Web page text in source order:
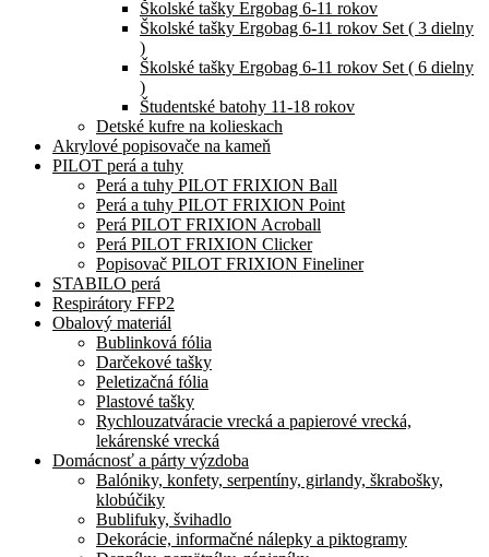
Školské tašky Ergobag 6-11 rokov
Školské tašky Ergobag 6-11 rokov Set ( 3 dielny
)
Školské tašky Ergobag 6-11 rokov Set ( 6 dielny
)
Študentské batohy 11-18 rokov
Detské kufre na kolieskach
Akrylové popisovače na kameň
PILOT perá a tuhy
Perá a tuhy PILOT FRIXION Ball
Perá a tuhy PILOT FRIXION Point
Perá PILOT FRIXION Acroball
Perá PILOT FRIXION Clicker
Popisovač PILOT FRIXION Fineliner
STABILO perá
Respirátory FFP2
Obalový materiál
Bublinková fólia
Darčekové tašky
Peletizačná fólia
Plastové tašky
Rychlouzatváracie vrecká a papierové vrecká,
lekárenské vrecká
Domácnosť a párty výzdoba
Balóniky, konfety, serpentíny, girlandy, škrabošky,
klobúčiky
Bublifuky, švihadlo
Dekorácie, informačné nálepky a piktogramy